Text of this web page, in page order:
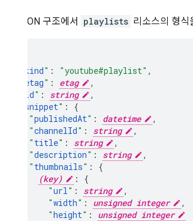
다음 JSON 구조에서 playlists 리소스의 형식
kind" : "youtube#playlist" ,
etag" : etag
,
id" : string
,
snippet" :
"publishedAt" : datetime
,
"channelId" : string
,
" title" : string
,
"description" : string
,
" thumbnails" :
(key)
:
"url" : string
,
"width" : unsigned integer
,
"height" :
unsigned integer